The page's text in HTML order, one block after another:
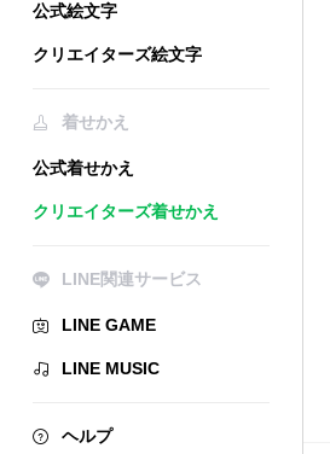
公式絵文字
クリエイターズ絵文字
着せかえ
公式着せかえ
クリエイターズ着せかえ
LINE関連サービス
LINE GAME
LINE MUSIC
ヘルプ